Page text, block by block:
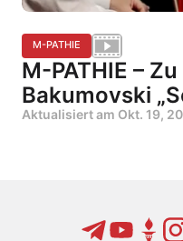
M-PATHIE
M-PATHIE –
Bakumovski
Aktualisiert am Okt. 19,